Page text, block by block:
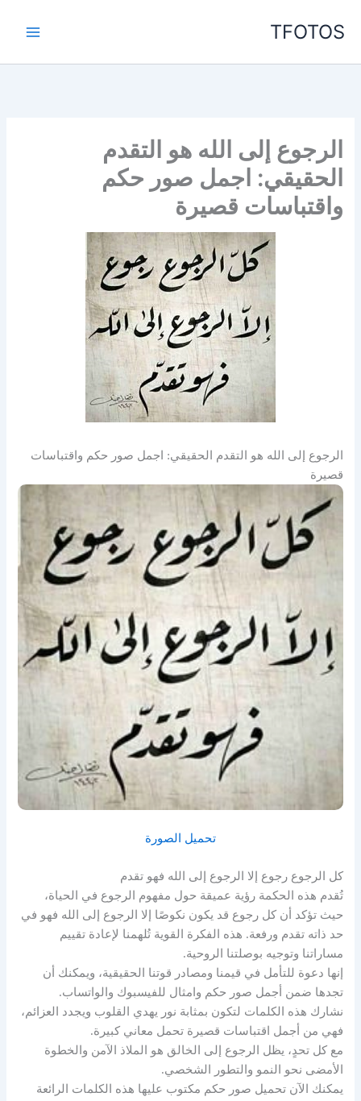
TFOTOS
الرجوع إلى الله هو التقدم
الحقيقي: اجمل صور حكم
واقتباسات قصيرة
الرجوع إلى الله هو التقدم الحقيقي: اجمل صور حكم واقتباسات
قصيرة
تحميل الصورة
كل الرجوع رجوع إلا الرجوع إلى الله فهو تقدم
تُقدم هذه الحكمة رؤية عميقة حول مفهوم الرجوع في الحياة،
حيث تؤكد أن كل رجوع قد يكون نكوصًا إلا الرجوع إلى الله فهو في
حد ذاته تقدم ورفعة. هذه الفكرة القوية تُلهمنا لإعادة تقييم
مساراتنا وتوجيه بوصلتنا الروحية.
إنها دعوة للتأمل في قيمنا ومصادر قوتنا الحقيقية، ويمكنك أن
تجدها ضمن أجمل صور حكم وامثال للفيسبوك والواتساب.
نشارك هذه الكلمات لتكون بمثابة نور يهدي القلوب ويجدد العزائم،
فهي من أجمل اقتباسات قصيرة تحمل معاني كبيرة.
مع كل تحدٍ، يظل الرجوع إلى الخالق هو الملاذ الآمن والخطوة
الأمضى نحو النمو والتطور الشخصي.
يمكنك الآن تحميل صور حكم مكتوب عليها هذه الكلمات الرائعة